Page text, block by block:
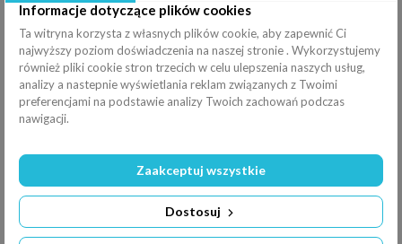
Nóż
Pędzel
Efekty
Rozciągnij
Odbicie
Informacje dotyczące plików cookies
Ta witryna korzysta z własnych plików cookie, aby zapewnić Ci
najwyższy poziom doświadczenia na naszej stronie . Wykorzystujemy
również pliki cookie stron trzecich w celu ulepszenia naszych usług,
analizy a nastepnie wyświetlania reklam związanych z Twoimi
preferencjami na podstawie analizy Twoich zachowań podczas
nawigacji.
Dostosuj
Zaakceptuj wszystkie